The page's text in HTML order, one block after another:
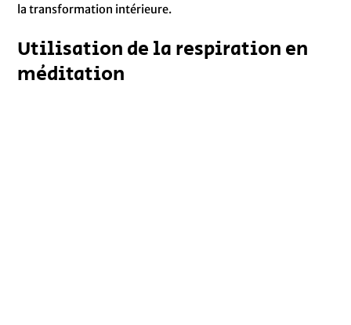
la transformation intérieure.
Utilisation de la respiration en
méditation